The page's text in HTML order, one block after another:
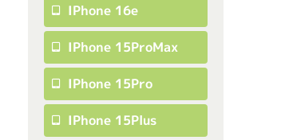
IPhone 16e
IPhone 15ProMax
IPhone 15Pro
IPhone 15Plus